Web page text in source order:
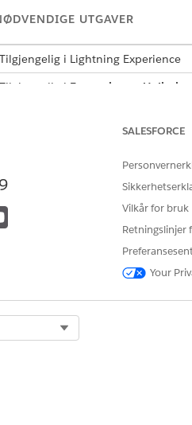
UTGAVER
Tilgjengelig i Lightning Experience
Tilgjengelig i Enterprise
og aktiver en flyt ved å
Åpne flyten som du opprettet
under Start-
Lagre som ny versjon ,
SALESFORCE
Vilkår for bruk
Retningslinjer
Your